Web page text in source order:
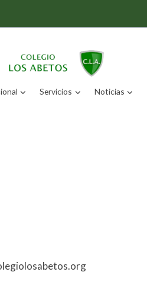
Servicios Noticias